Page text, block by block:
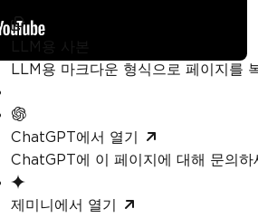
LLM용 사본
LLM용 마크다운 형식으로 페이지를
ChatGPT에서 열기
ChatGPT에 이 페이지에 대해 문의하
제미니에서 열기